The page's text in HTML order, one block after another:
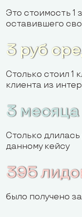
Это стоимость 1
оставившего
3 руб
Столько стоил 1
клиента из
3
Столько
данному кейсу
395
было получено